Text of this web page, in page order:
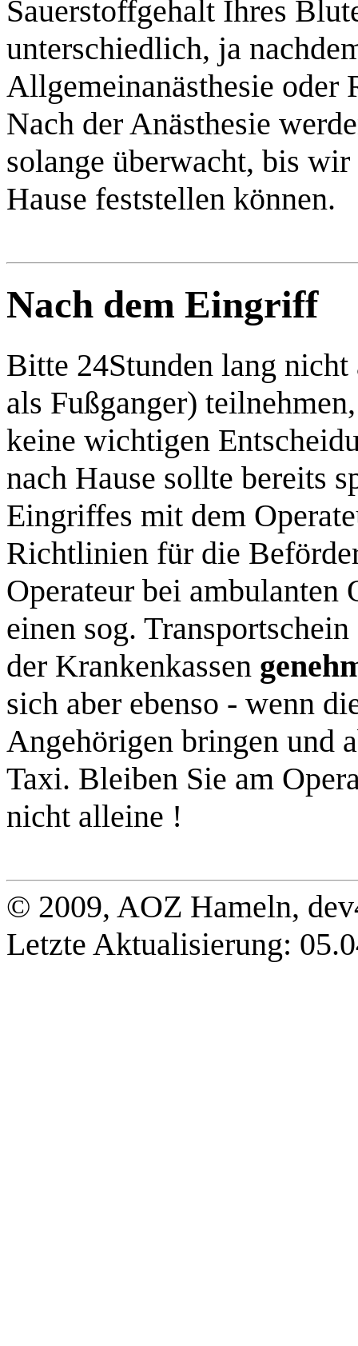
Sauerstoffgehalt Ihres
unterschiedlich, ja
Allgemeinanästhesie oder
Nach der Anästhesie
solange überwacht, bis
Hause feststellen können.
Nach dem Eingriff
Bitte 24Stunden lang
als Fußganger)
keine wichtigen
nach Hause sollte bereits
Eingriffes mit dem
Richtlinien für die
Operateur bei
einen sog.
der Krankenkassen
sich aber ebenso - wenn
Angehörigen bringen und
Taxi. Bleiben Sie am
nicht alleine !
© 2009, AOZ Hameln,
Letzte Aktualisierung: